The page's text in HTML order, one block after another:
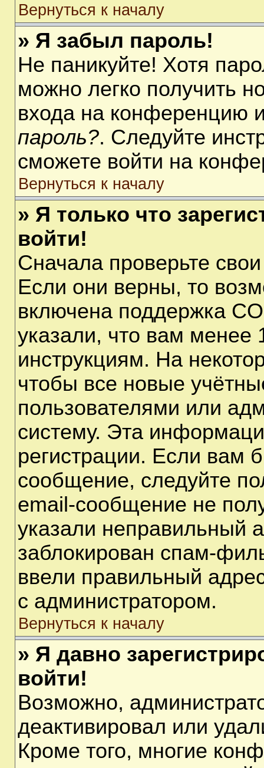
Вернуться к началу
» Я забыл пароль!
Не паникуйте! Хотя
можно легко получить
входа на конференцию
пароль?. Следуйте
сможете войти на
Вернуться к началу
» Я только что
войти!
Сначала проверьте
Если они верны, то
включена поддержка
указали, что вам менее
инструкциям. На
чтобы все новые
пользователями или
систему. Эта
регистрации. Если вам
сообщение, следуйте
email-сообщение не
указали неправильный
заблокирован спам-
ввели правильный
с администратором.
Вернуться к началу
» Я давно
войти!
Возможно,
деактивировал или
Кроме того, многие